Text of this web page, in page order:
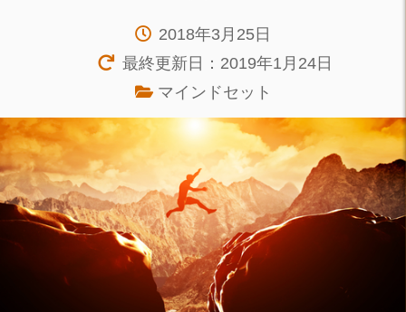
2018年3月25日
最終更新日：2019年1月24日
マインドセット